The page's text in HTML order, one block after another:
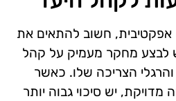
אפקטיבית, חשוב להתאים את
לבצע מחקר מעמיק על קהל
הצריכה שלו. כאשר
יש סיכוי גבוה יותר